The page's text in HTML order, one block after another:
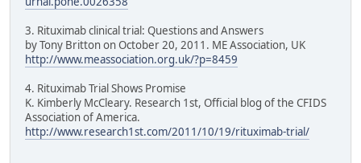
3. Rituximab clinical trial: Questions and Answers
by Tony Britton on October 20, 2011. ME Association, UK
http://www.meassociation.org.uk/?p=8459
4. Rituximab Trial Shows Promise
K. Kimberly McCleary. Research 1st, Official blog of the CFIDS
Association of America.
http://www.research1st.com/2011/10/19/rituximab-trial/